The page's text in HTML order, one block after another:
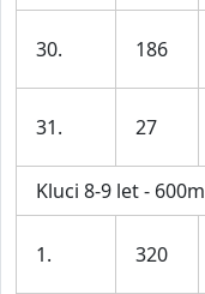
30. 186
31. 27
Kluci 8-9 let - 600m
1. 320